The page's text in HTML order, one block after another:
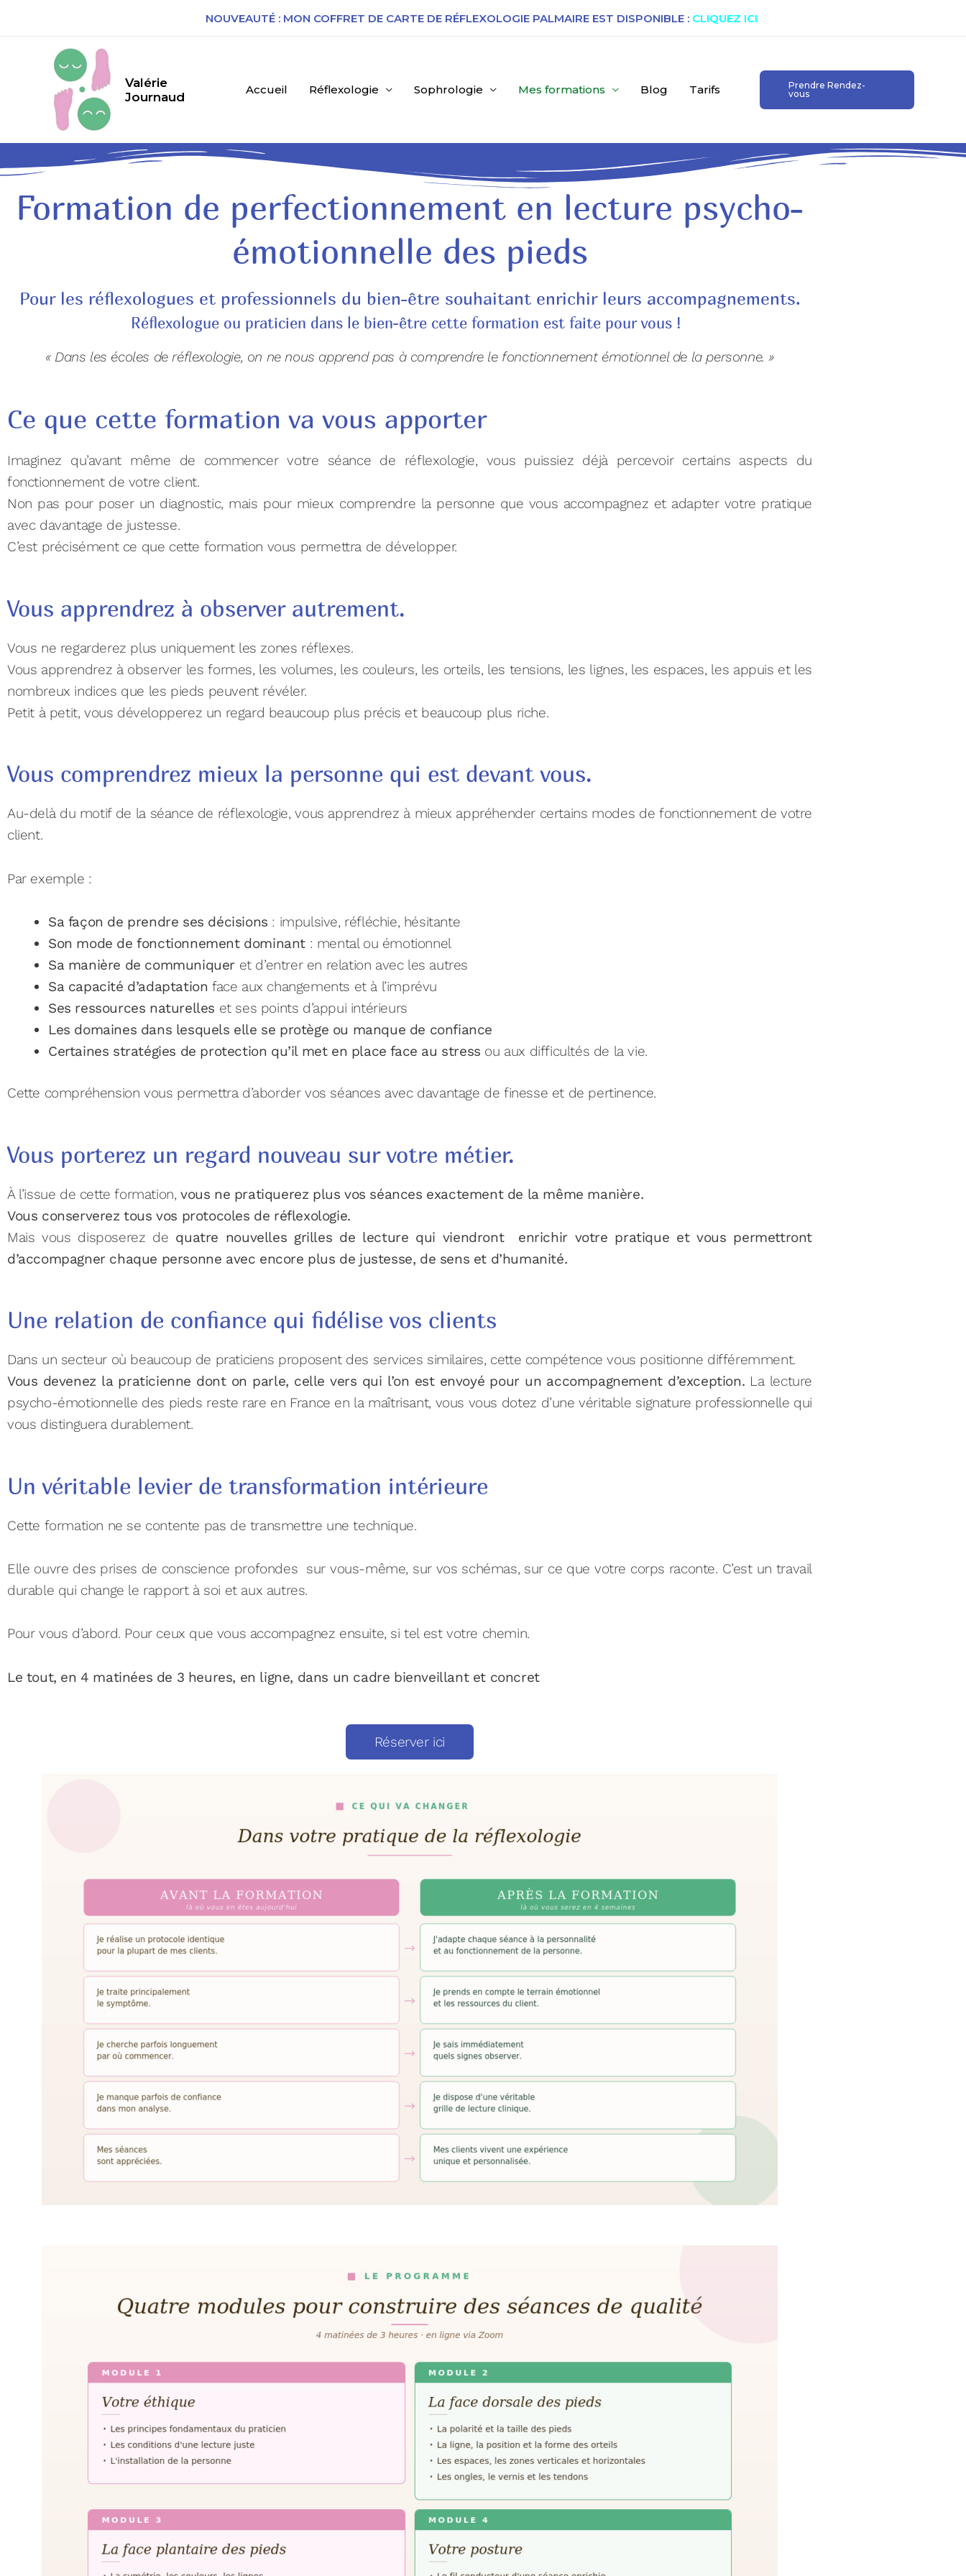
NOUVEAUTÉ : MON COFFRET DE CARTE DE RÉFLEXOLOGIE PALMAIRE EST DISPONIBLE : CLIQUEZ ICI
Valérie
Journaud
Accueil Réflexologie Sophrologie Mes formations Blog Tarifs
Prendre Rendez-
vous
Formation de perfectionnement en lecture psycho-
émotionnelle des pieds
Pour les réflexologues et professionnels du bien-être souhaitant enrichir leurs accompagnements.
Réflexologue ou praticien dans le bien-être cette formation est faite pour vous !
« Dans les écoles de réflexologie, on ne nous apprend pas à comprendre le fonctionnement émotionnel de la personne. »
Ce que cette formation va vous apporter
Imaginez qu’avant même de commencer votre séance de réflexologie, vous puissiez déjà percevoir certains aspects du
fonctionnement de votre client.
Non pas pour poser un diagnostic, mais pour mieux comprendre la personne que vous accompagnez et adapter votre pratique
avec davantage de justesse.
C’est précisément ce que cette formation vous permettra de développer.
Vous apprendrez à observer autrement.
Vous ne regarderez plus uniquement les zones réflexes.
Vous apprendrez à observer les formes, les volumes, les couleurs, les orteils, les tensions, les lignes, les espaces, les appuis et les
nombreux indices que les pieds peuvent révéler.
Petit à petit, vous développerez un regard beaucoup plus précis et beaucoup plus riche.
Vous comprendrez mieux la personne qui est devant vous.
Au-delà du motif de la séance de réflexologie, vous apprendrez à mieux appréhender certains modes de fonctionnement de votre
client.
Par exemple :
Sa façon de prendre ses décisions : impulsive, réfléchie, hésitante
Son mode de fonctionnement dominant : mental ou émotionnel
Sa manière de communiquer et d’entrer en relation avec les autres
Sa capacité d’adaptation face aux changements et à l’imprévu
Ses ressources naturelles et ses points d’appui intérieurs
Les domaines dans lesquels elle se protège ou manque de confiance
Certaines stratégies de protection qu’il met en place face au stress ou aux difficultés de la vie.
Cette compréhension vous permettra d’aborder vos séances avec davantage de finesse et de pertinence.
Vous porterez un regard nouveau sur votre métier.
À l’issue de cette formation, vous ne pratiquerez plus vos séances exactement de la même manière.
Vous conserverez tous vos protocoles de réflexologie.
Mais vous disposerez de quatre nouvelles grilles de lecture qui viendront enrichir votre pratique et vous permettront
d’accompagner chaque personne avec encore plus de justesse, de sens et d’humanité.
Une relation de confiance qui fidélise vos clients
Dans un secteur où beaucoup de praticiens proposent des services similaires, cette compétence vous positionne différemment.
Vous devenez la praticienne dont on parle, celle vers qui l’on est envoyé pour un accompagnement d’exception. La lecture
psycho-émotionnelle des pieds reste rare en France en la maîtrisant, vous vous dotez d’une véritable signature professionnelle qui
vous distinguera durablement.
Un véritable levier de transformation intérieure
Cette formation ne se contente pas de transmettre une technique.
Elle ouvre des prises de conscience profondes sur vous-même, sur vos schémas, sur ce que votre corps raconte. C’est un travail
durable qui change le rapport à soi et aux autres.
Pour vous d’abord. Pour ceux que vous accompagnez ensuite, si tel est votre chemin.
Le tout, en 4 matinées de 3 heures, en ligne, dans un cadre bienveillant et concret
Réserver ici